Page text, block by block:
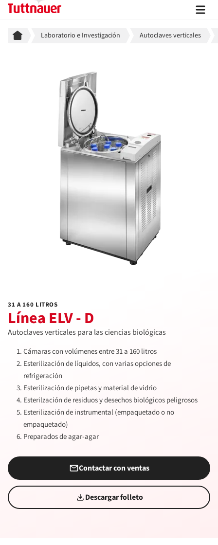
BreadcrumbLaboratorio e Investigación Autoclaves verticales
31 A 160 LITROS
Línea ELV - D
Autoclaves verticales para las ciencias biológicas
Cámaras con volúmenes entre 31 a 160 litros
Esterilización de líquidos, con varias opciones de
refrigeración
Esterilización de pipetas y material de vidrio
Esterilzación de residuos y desechos biológicos peligrosos
Esterilización de instrumental (empaquetado o no
empaquetado)
Preparados de agar-agar
Contactar con ventas
Descargar folleto